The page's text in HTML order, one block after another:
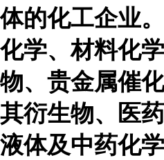
体的化工企业
化学、材料化
物、贵金属催
其衍生物、医
液体及中药化